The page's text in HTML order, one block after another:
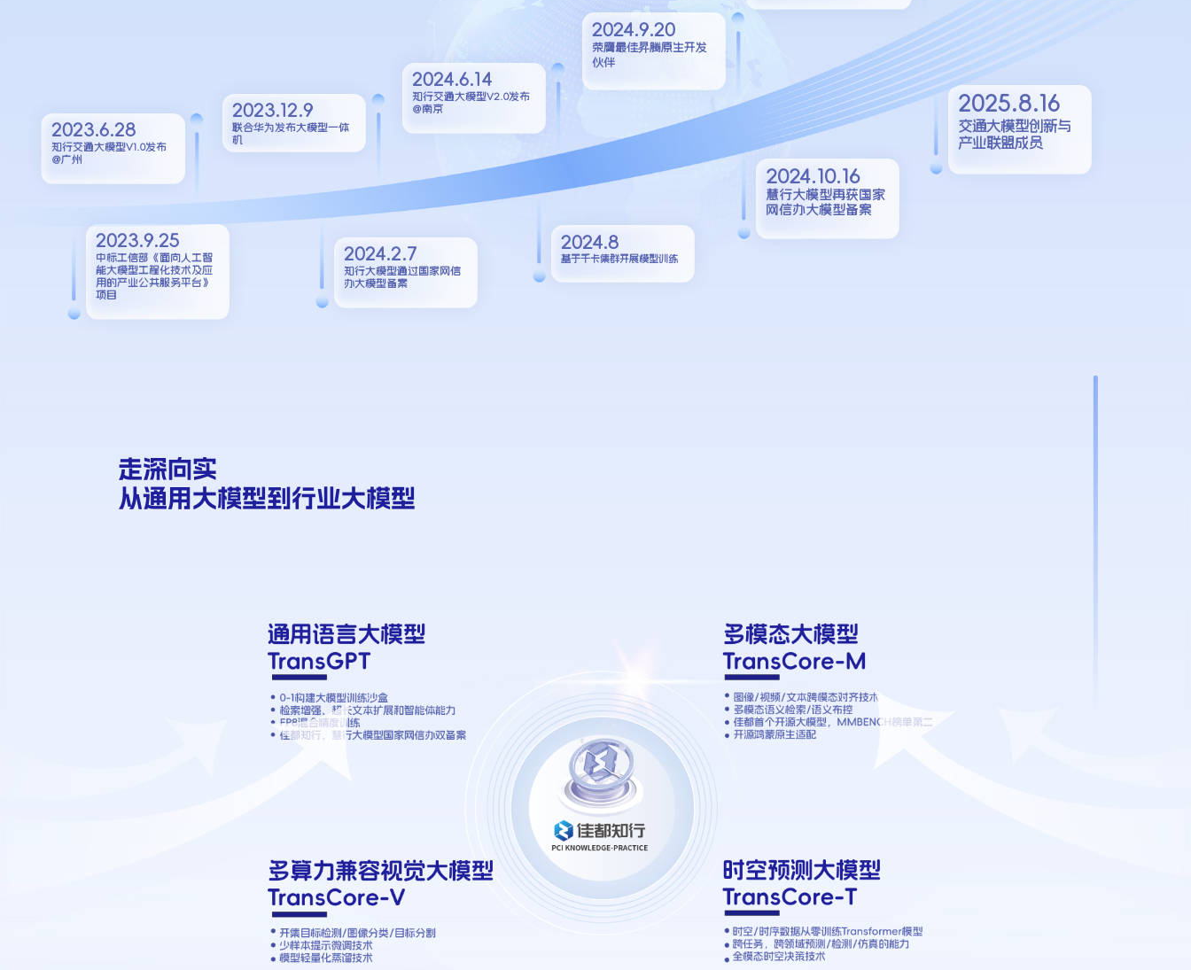
2025.8.16
交通大模型创新与
产业联盟成员
2024.10.16
慧行大模型再获国家
网信办大模型备案
2024.9.20
荣膺最佳昇腾原生开发
伙伴
2024.8
基于千卡集群开展模型训练
2024.6.14
知行交通大模型V2.0发布
@南京
2024.2.7
知行大模型通过国家网信
办大模型备案
2023.12.9
联合华为发布大模型一体
机
2023.9.25
中标工信部《面向人工智
能大模型工程化技术及应
用的产业公共服务平台》
项目
2023.6.28
知行交通大模型V1.0发布
@广州
走深向实
从通用大模型到行业大模型